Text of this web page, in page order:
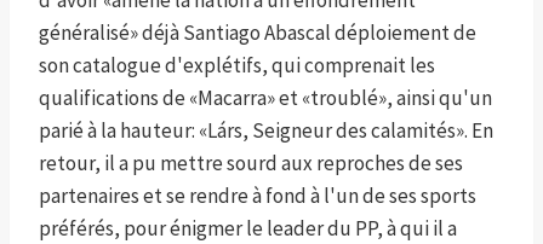
généralisé» déjà Santiago Abascal déploiement de
son catalogue d'explétifs, qui comprenait les
qualifications de «Macarra» et «troublé», ainsi qu'un
parié à la hauteur: «Lárs, Seigneur des calamités». En
retour, il a pu mettre sourd aux reproches de ses
partenaires et se rendre à fond à l'un de ses sports
préférés, pour énigmer le leader du PP, à qui il a